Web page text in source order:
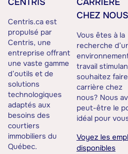
Centris.ca est
propulsé par
Centris, une
entreprise offrant
une vaste gamme
d’outils et de
solutions
technologiques
adaptés aux
besoins des
courtiers
immobiliers du
Québec.
CHEZ NOUS
Vous êtes à la
recherche
travail
souhaitez faire
carrière chez
nous? Nous
peut-être le
idéal pour
Voyez les
disponibles